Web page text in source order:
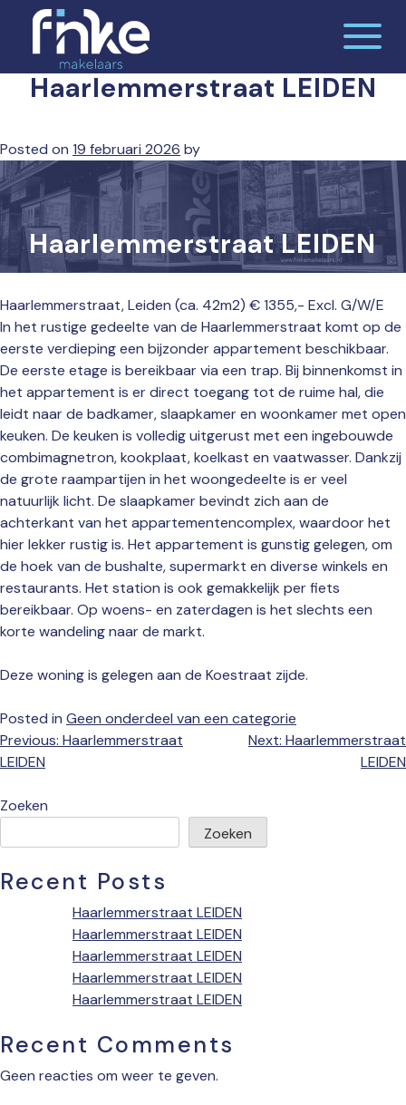
content
Finke makelaars
De makelaardij waar jij je thuis voelt
Haarlemmerstraat LEIDEN
Posted on 19 februari 2026 by
Haarlemmerstraat LEIDEN
Haarlemmerstraat, Leiden (ca. 42m2) € 1355,- Excl. G/W/E
In het rustige gedeelte van de Haarlemmerstraat komt op de
eerste verdieping een bijzonder appartement beschikbaar.
De eerste etage is bereikbaar via een trap. Bij binnenkomst in
het appartement is er direct toegang tot de ruime hal, die
leidt naar de badkamer, slaapkamer en woonkamer met open
keuken. De keuken is volledig uitgerust met een ingebouwde
combimagnetron, kookplaat, koelkast en vaatwasser. Dankzij
de grote raampartijen in het woongedeelte is er veel
natuurlijk licht. De slaapkamer bevindt zich aan de
achterkant van het appartementencomplex, waardoor het
hier lekker rustig is. Het appartement is gunstig gelegen, om
de hoek van de bushalte, supermarkt en diverse winkels en
restaurants. Het station is ook gemakkelijk per fiets
bereikbaar. Op woens- en zaterdagen is het slechts een
korte wandeling naar de markt.
Deze woning is gelegen aan de Koestraat zijde.
Posted in Geen onderdeel van een categorie
Bericht
navigatie
Previous: Haarlemmerstraat
LEIDEN
Next: Haarlemmerstraat
LEIDEN
Zoeken
Zoeken
Recent Posts
Haarlemmerstraat LEIDEN
Haarlemmerstraat LEIDEN
Haarlemmerstraat LEIDEN
Haarlemmerstraat LEIDEN
Haarlemmerstraat LEIDEN
Recent Comments
Geen reacties om weer te geven.